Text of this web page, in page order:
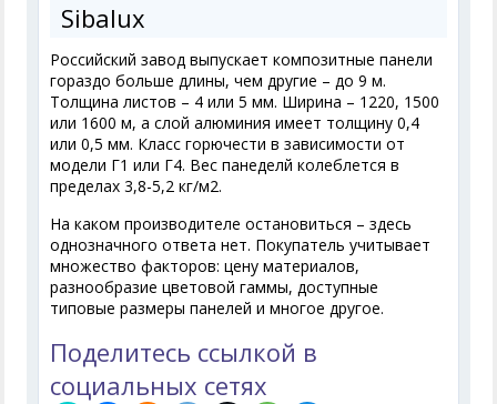
Sibalux
Российский завод выпускает композитные панели
гораздо больше длины, чем другие – до 9 м.
Толщина листов – 4 или 5 мм. Ширина – 1220, 1500
или 1600 м, а слой алюминия имеет толщину 0,4
или 0,5 мм. Класс горючести в зависимости от
модели Г1 или Г4. Вес панеделй колеблется в
пределах 3,8-5,2 кг/м2.
На каком производителе остановиться – здесь
однозначного ответа нет. Покупатель учитывает
множество факторов: цену материалов,
разнообразие цветовой гаммы, доступные
типовые размеры панелей и многое другое.
Поделитесь ссылкой в
социальных сетях